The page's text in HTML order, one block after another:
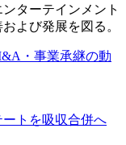
ターテインメント
よび発展を図る。
・事業承継の動
トを吸収合併へ